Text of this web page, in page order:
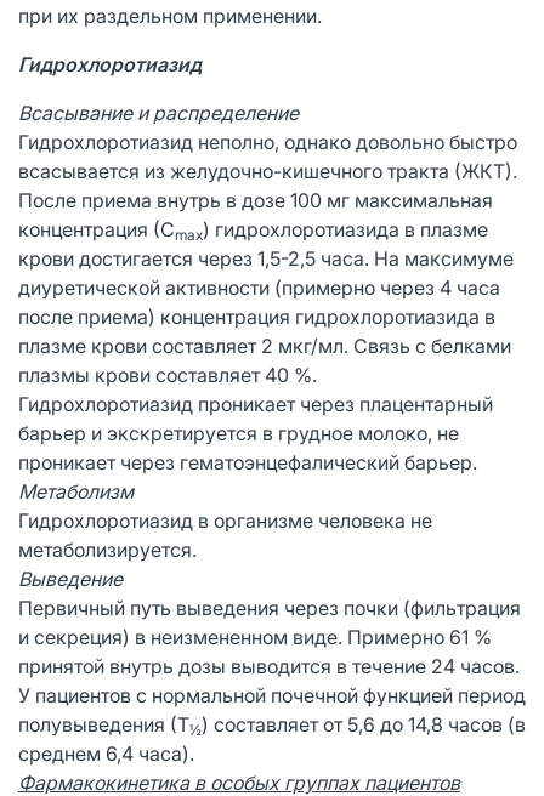
при их раздельном применении.
Гидрохлоротиазид
Всасывание и распределение
Гидрохлоротиазид неполно, однако довольно быстро
всасывается из желудочно-кишечного тракта (ЖКТ).
После приема внутрь в дозе 100 мг максимальная
концентрация (Сmax) гидрохлоротиазида в плазме
крови достигается через 1,5-2,5 часа. На максимуме
диуретической активности (примерно через 4 часа
после приема) концентрация гидрохлоротиазида в
плазме крови составляет 2 мкг/мл. Связь с белками
плазмы крови составляет 40 %.
Гидрохлоротиазид проникает через плацентарный
барьер и экскретируется в грудное молоко, не
проникает через гематоэнцефалический барьер.
Метаболизм
Гидрохлоротиазид в организме человека не
метаболизируется.
Выведение
Первичный путь выведения через почки (фильтрация
и секреция) в неизмененном виде. Примерно 61 %
принятой внутрь дозы выводится в течение 24 часов.
У пациентов с нормальной почечной функцией период
полувыведения (Т½) составляет от 5,6 до 14,8 часов (в
среднем 6,4 часа).
Фармакокинетика в особых группах пациентов